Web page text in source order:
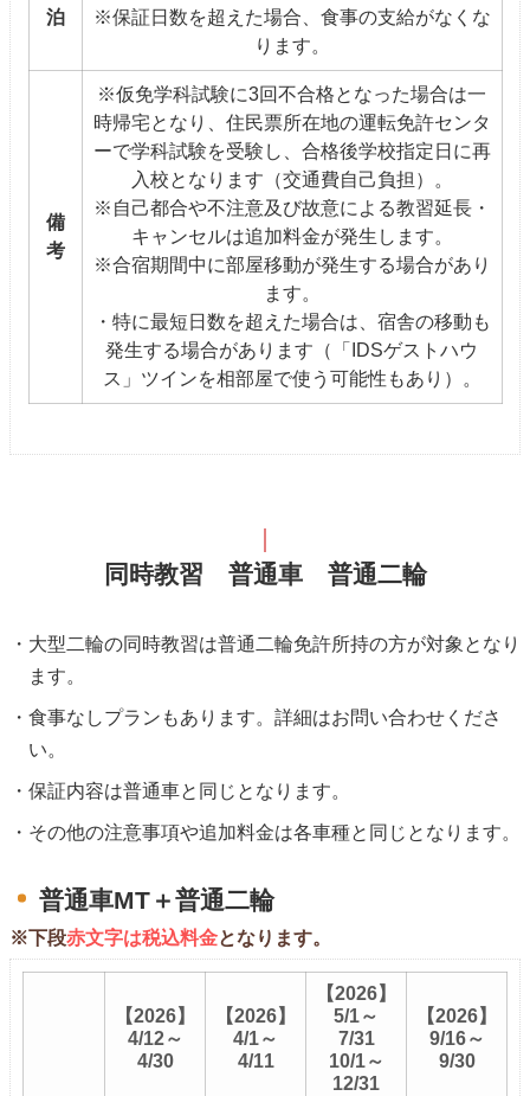
泊
※保証日数を超えた場合、食事の支給がなくな
ります。
備
考
※仮免学科試験に3回不合格となった場合は一
時帰宅となり、住民票所在地の運転免許センタ
ーで学科試験を受験し、合格後学校指定日に再
入校となります（交通費自己負担）。
※自己都合や不注意及び故意による教習延長・
キャンセルは追加料金が発生します。
※合宿期間中に部屋移動が発生する場合があり
ます。
・特に最短日数を超えた場合は、宿舎の移動も
発生する場合があります（「IDSゲストハウ
ス」ツインを相部屋で使う可能性もあり）。
同時教習 普通車 普通二輪
大型二輪の同時教習は普通二輪免許所持の方が対象となり
ます。
食事なしプランもあります。詳細はお問い合わせくださ
い。
保証内容は普通車と同じとなります。
その他の注意事項や追加料金は各車種と同じとなります。
普通車MT＋普通二輪
※下段赤文字は税込料金となります。
【2026】
4/12～
4/30
【2026】
4/1～
4/11
【2026】
5/1～
7/31
10/1～
12/31
【2026】
9/16～
9/30